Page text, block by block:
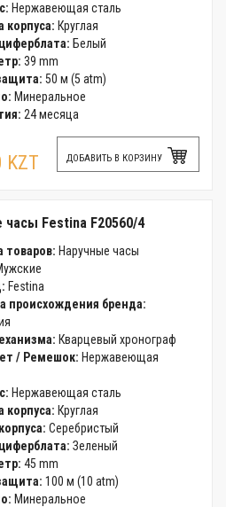
Нержавеющая сталь
корпуса: Круглая
Белый
39 mm
50 м (5 atm)
Минеральное
24 месяца
KZT ДОБАВИТЬ В КОРЗИНУ
часы Festina F20560/4
товаров: Наручные часы
Festina
происхождения бренда:
Кварцевый хронограф
/ Ремешок: Нержавеющая
Нержавеющая сталь
корпуса: Круглая
Серебристый
Зеленый
45 mm
100 м (10 atm)
Минеральное